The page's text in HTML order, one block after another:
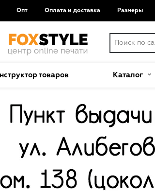
Опт Оплата и доставка Размеры
товаров Каталог